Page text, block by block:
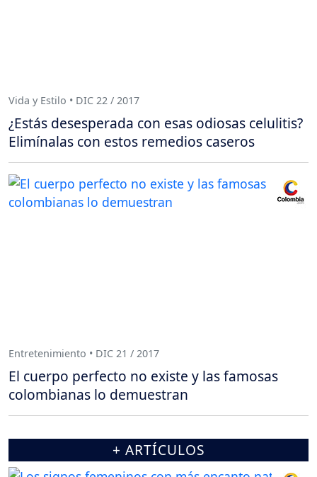
Vida y Estilo • DIC 22 / 2017
¿Estás desesperada con esas odiosas celulitis?
Elimínalas con estos remedios caseros
Entretenimiento • DIC 21 / 2017
El cuerpo perfecto no existe y las famosas
colombianas lo demuestran
+ ARTÍCULOS